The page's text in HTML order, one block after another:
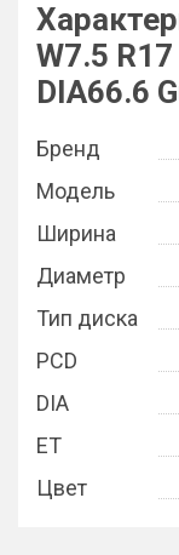
W7.5
DIA66.6
Бренд
Модель
Ширина
Диаметр
Тип диска
PCD
DIA
ET
Цвет